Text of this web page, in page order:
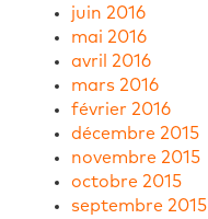
juin 2016
mai 2016
avril 2016
mars 2016
février 2016
décembre 2015
novembre 2015
octobre 2015
septembre 2015